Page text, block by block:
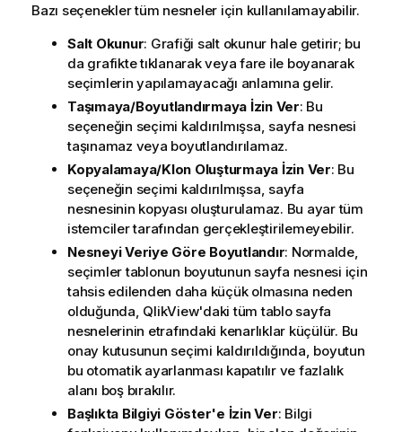
Bazı seçenekler tüm nesneler için kullanılamayabilir.
Salt Okunur: Grafiği salt okunur hale getirir; bu
da grafikte tıklanarak veya fare ile boyanarak
seçimlerin yapılamayacağı anlamına gelir.
Taşımaya/Boyutlandırmaya İzin Ver: Bu
seçeneğin seçimi kaldırılmışsa, sayfa nesnesi
taşınamaz veya boyutlandırılamaz.
Kopyalamaya/Klon Oluşturmaya İzin Ver: Bu
seçeneğin seçimi kaldırılmışsa, sayfa
nesnesinin kopyası oluşturulamaz. Bu ayar tüm
istemciler tarafından gerçekleştirilemeyebilir.
Nesneyi Veriye Göre Boyutlandır: Normalde,
seçimler tablonun boyutunun sayfa nesnesi için
tahsis edilenden daha küçük olmasına neden
olduğunda, QlikView'daki tüm tablo sayfa
nesnelerinin etrafındaki kenarlıklar küçülür. Bu
onay kutusunun seçimi kaldırıldığında, boyutun
bu otomatik ayarlanması kapatılır ve fazlalık
alanı boş bırakılır.
Başlıkta Bilgiyi Göster'e İzin Ver: Bilgi